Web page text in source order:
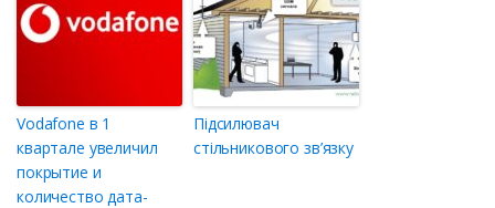
Vodafone в 1
квартале увеличил
покрытие и
количество дата-
Підсилювач
стільникового зв’язку